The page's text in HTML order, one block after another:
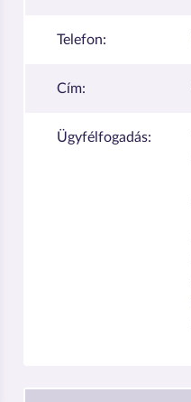
Telefon:
Cím:
Ügyfélfogadás: